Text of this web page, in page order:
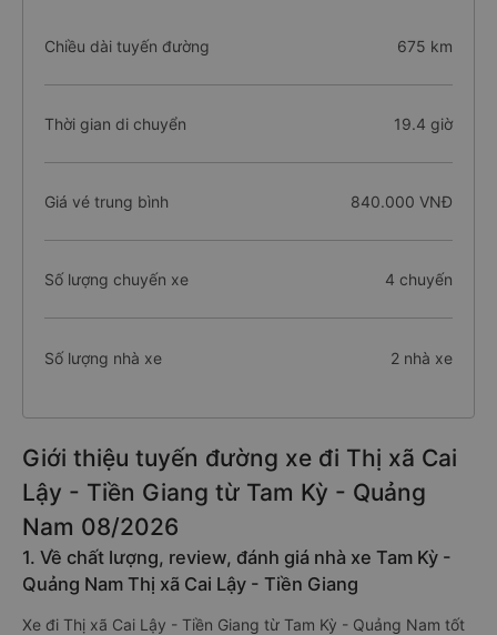
Chiều dài tuyến đường 675 km
Thời gian di chuyển 19.4 giờ
Giá vé trung bình 840.000 VNĐ
Số lượng chuyến xe 4 chuyến
Số lượng nhà xe 2 nhà xe
Giới thiệu tuyến đường xe đi Thị xã Cai
Lậy - Tiền Giang từ Tam Kỳ - Quảng
Nam 08/2026
1. Về chất lượng, review, đánh giá nhà xe Tam Kỳ -
Quảng Nam Thị xã Cai Lậy - Tiền Giang
Xe đi Thị xã Cai Lậy - Tiền Giang từ Tam Kỳ - Quảng Nam tốt